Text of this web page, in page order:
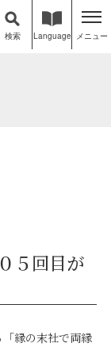
検索 Language メニュー
５回目が
縁の末社で両縁